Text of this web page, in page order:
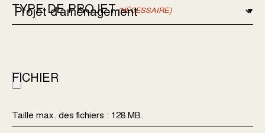
TYPE DE PROJET(NÉCESSAIRE)
FICHIER
Taille max. des fichiers : 128 MB.